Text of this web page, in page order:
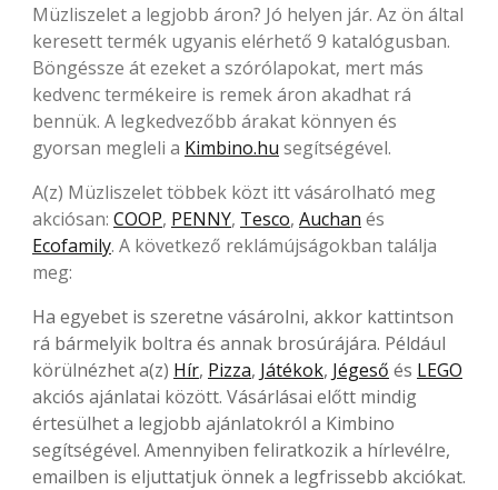
Müzliszelet a legjobb áron? Jó helyen jár. Az ön által
keresett termék ugyanis elérhető 9 katalógusban.
Böngéssze át ezeket a szórólapokat, mert más
kedvenc termékeire is remek áron akadhat rá
bennük. A legkedvezőbb árakat könnyen és
gyorsan megleli a Kimbino.hu segítségével.
A(z) Müzliszelet többek közt itt vásárolható meg
akciósan: COOP, PENNY, Tesco, Auchan és
Ecofamily. A következő reklámújságokban találja
meg:
Ha egyebet is szeretne vásárolni, akkor kattintson
rá bármelyik boltra és annak brosúrájára. Például
körülnézhet a(z) Hír, Pizza, Játékok, Jégeső és LEGO
akciós ajánlatai között. Vásárlásai előtt mindig
értesülhet a legjobb ajánlatokról a Kimbino
segítségével. Amennyiben feliratkozik a hírlevélre,
emailben is eljuttatjuk önnek a legfrissebb akciókat.